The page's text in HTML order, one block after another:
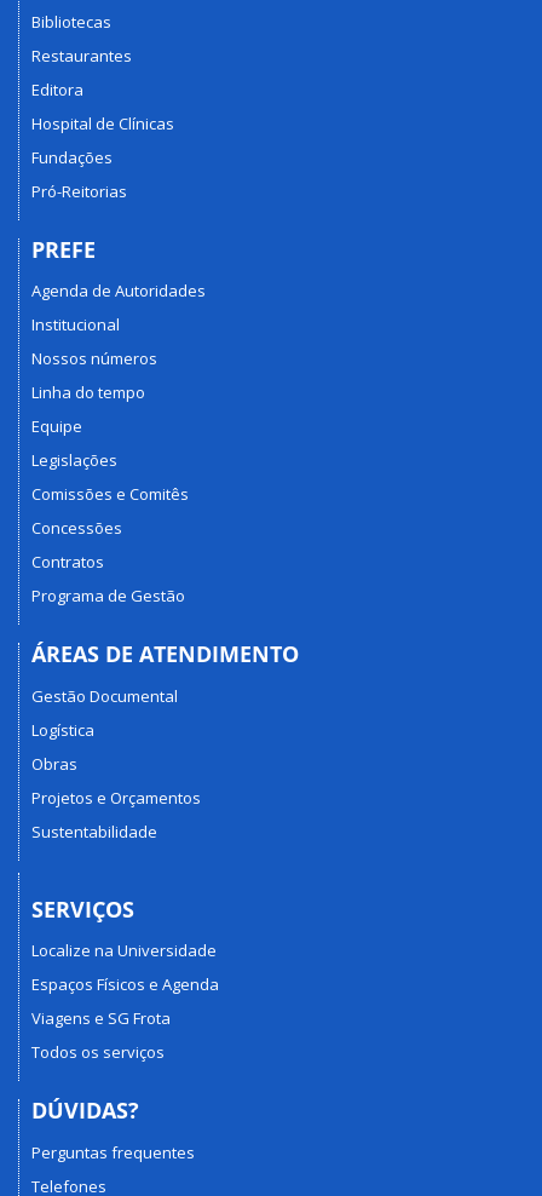
Bibliotecas
Restaurantes
Editora
Hospital de Clínicas
Fundações
Pró-Reitorias
PREFE
Agenda de Autoridades
Institucional
Nossos números
Linha do tempo
Equipe
Legislações
Comissões e Comitês
Concessões
Contratos
Programa de Gestão
ÁREAS DE ATENDIMENTO
Gestão Documental
Logística
Obras
Projetos e Orçamentos
Sustentabilidade
SERVIÇOS
Localize na Universidade
Espaços Físicos e Agenda
Viagens e SG Frota
Todos os serviços
DÚVIDAS?
Perguntas frequentes
Telefones